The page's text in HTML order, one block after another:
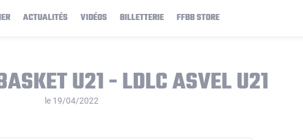
ACTUALITÉS VIDÉOS BILLETTERIE FFBB STORE
U21 - LDLC ASVEL U21
le 19/04/2022